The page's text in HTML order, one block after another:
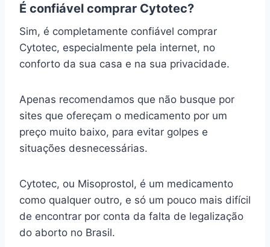
É confiável comprar Cytotec?
Sim, é completamente confiável comprar
Cytotec, especialmente pela internet, no
conforto da sua casa e na sua privacidade.
Apenas recomendamos que não busque por
sites que ofereçam o medicamento por um
preço muito baixo, para evitar golpes e
situações desnecessárias.
Cytotec, ou Misoprostol, é um medicamento
como qualquer outro, e só um pouco mais difícil
de encontrar por conta da falta de legalização
do aborto no Brasil.